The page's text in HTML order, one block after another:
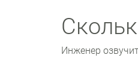
Инженер